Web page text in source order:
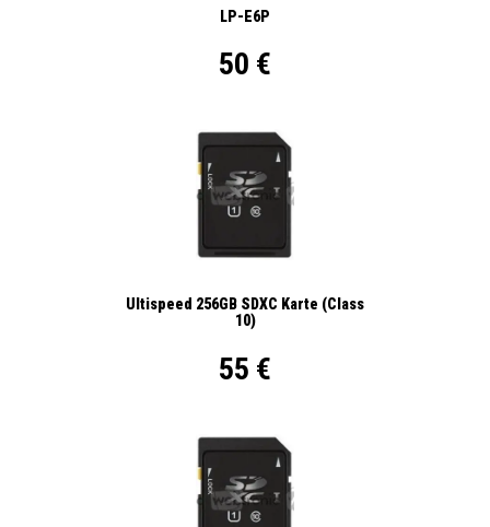
LP-E6P
50 €
Ultispeed 256GB SDXC Karte (Class
10)
55 €